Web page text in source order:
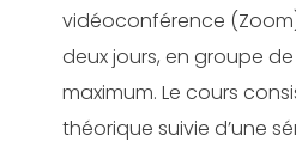
vidéoconférence
deux jours, en groupe
maximum. Le cours
théorique suivie d’une